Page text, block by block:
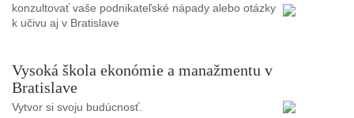
konzultovať vaše podnikateľské nápady alebo otázky
k učivu aj v Bratislave
Vysoká škola ekonómie a manažmentu v
Bratislave
Vytvor si svoju budúcnosť.